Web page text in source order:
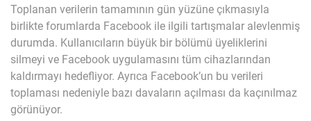
Toplanan verilerin tamamının gün yüzüne çıkmasıyla
birlikte forumlarda Facebook ile ilgili tartışmalar alevlenmiş
durumda. Kullanıcıların büyük bir bölümü üyeliklerini
silmeyi ve Facebook uygulamasını tüm cihazlarından
kaldırmayı hedefliyor. Ayrıca Facebook’un bu verileri
toplaması nedeniyle bazı davaların açılması da kaçınılmaz
görünüyor.